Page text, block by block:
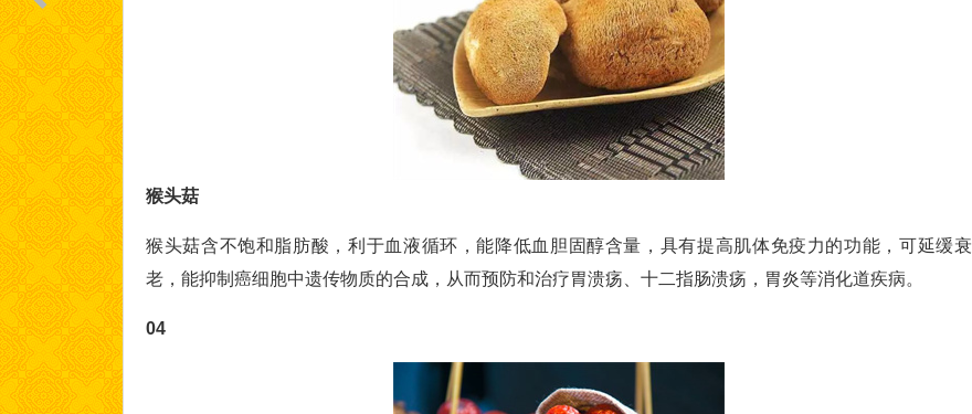
猴头菇
猴头菇含不饱和脂肪酸，利于血液循环，能降低血胆固醇含量，具有提高肌体免疫力的功能，可延缓衰
老，能抑制癌细胞中遗传物质的合成，从而预防和治疗胃溃疡、十二指肠溃疡，胃炎等消化道疾病。
04